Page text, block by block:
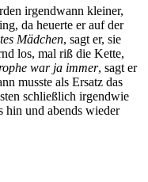
irgendwann kleiner,
da heuerte er auf der
Mädchen, sagt er, sie
los, mal riß die Kette,
war ja immer, sagt er
musste als Ersatz das
schließlich irgendwie
hin und abends wieder